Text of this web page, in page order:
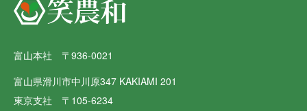
富山本社 〒936-0021
富山県滑川市中川原347 KAKIAMI 201
東京支社 〒105-6234